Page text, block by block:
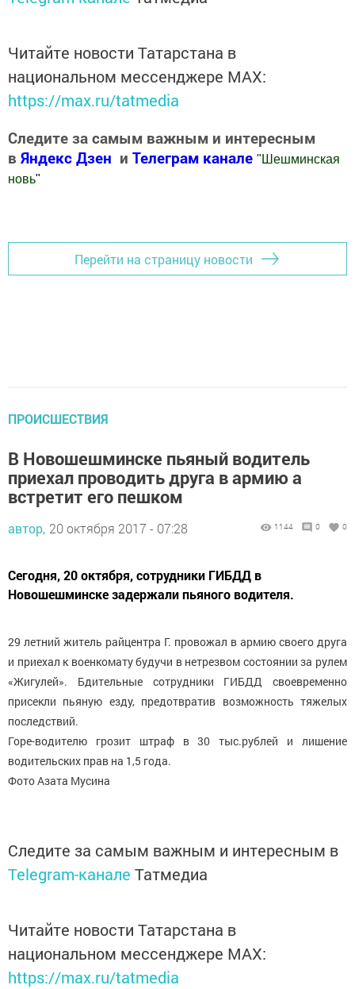
Читайте новости Татарстана в
национальном мессенджере MАХ:
https://max.ru/tatmedia
Следите за самым важным и интересным
в Яндекс Дзен и Телеграм канале " Шешминская
новь"
Перейти на страницу новости
ПРОИСШЕСТВИЯ
В Новошешминске пьяный водитель
приехал проводить друга в армию а
встретит его пешком
автор, 20 октября 2017 - 07:28 1144 0 0
Сегодня, 20 октября, сотрудники ГИБДД в
Новошешминске задержали пьяного водителя.
29 летний житель райцентра Г. провожал в армию своего друга
и приехал к военкомату будучи в нетрезвом состоянии за рулем
«Жигулей». Бдительные сотрудники ГИБДД своевременно
присекли пьяную езду, предотвратив возможность тяжелых
последствий.
Горе-водителю грозит штраф в 30 тыс.рублей и лишение
водительских прав на 1,5 года.
Фото Азата Мусина
Следите за самым важным и интересным в
Telegram-канале Татмедиа
Читайте новости Татарстана в
национальном мессенджере MАХ:
https://max.ru/tatmedia